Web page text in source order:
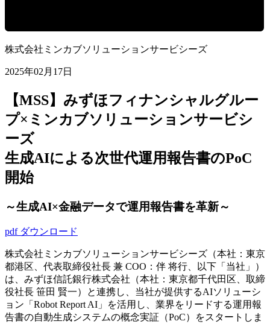
株式会社ミンカブソリューションサービシーズ
2025年02月17日
【MSS】みずほフィナンシャルグルー
プ×ミンカブソリューションサービシ
ーズ
生成AIによる次世代運用報告書のPoC
開始
～生成AI×金融データで運用報告書を革新～
pdf ダウンロード
株式会社ミンカブソリューションサービシーズ（本社：東京
都港区、代表取締役社長 兼 COO：伴 将行、以下「当社」）
は、みずほ信託銀行株式会社（本社：東京都千代田区、取締
役社長 笹田 賢一）と連携し、当社が提供するAIソリューシ
ョン「Robot Report AI」を活用し、業界をリードする運用報
告書の自動生成システムの概念実証（PoC）をスタートしま